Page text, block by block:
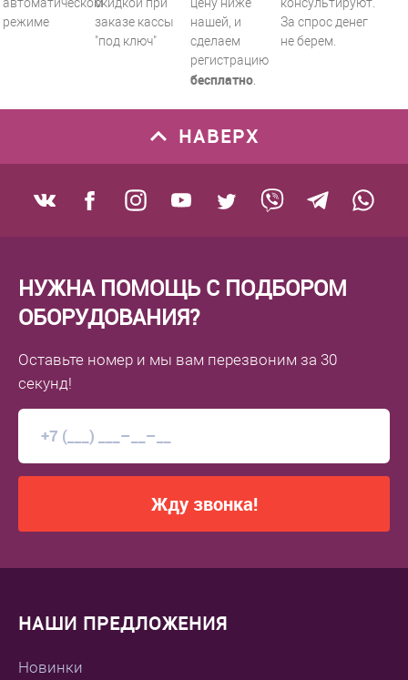
режиме
заказе кассы
"под ключ"
нашей, и
сделаем
регистрацию
бесплатно.
За спрос денег
не берем.
НАВЕРХ
НУЖНА ПОМОЩЬ С ПОДБОРОМ
ОБОРУДОВАНИЯ?
Оставьте номер и мы вам перезвоним за 30
секунд!
Жду звонка!
НАШИ ПРЕДЛОЖЕНИЯ
Новинки